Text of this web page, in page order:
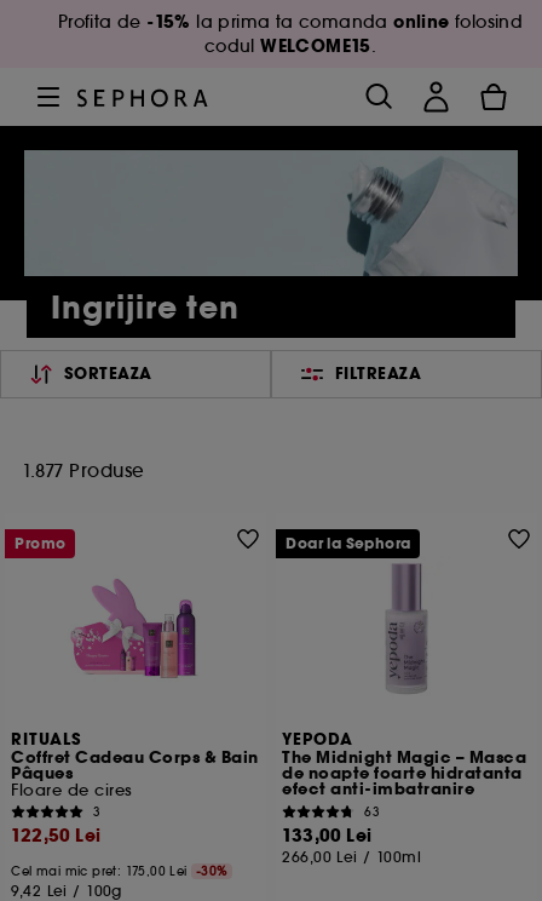
Profita de -15% la prima ta comandaonline folosind
codulWELCOME15.
Ingrijire ten
SORTEAZA FILTREAZA
1.877 Produse
RITUALS
Coffret Cadeau Corps & Bain
Pâques
Floare de cires
3
122,50 Lei
Cel mai mic pret: 175,00 Lei -30%
9,42 Lei / 100g
Promo
YEPODA
The Midnight Magic – Masca
de noapte foarte hidratanta
efect anti-imbatranire
63
133,00 Lei
266,00 Lei / 100ml
Doar la Sephora